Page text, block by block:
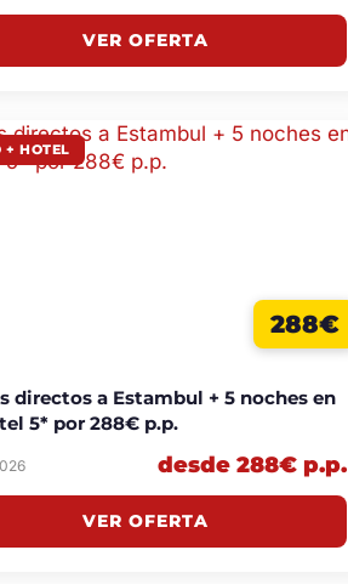
VER OFERTA
+ HOTEL
288€
directos a Estambul + 5 noches en
5* por 288€ p.p.
desde 288€ p.p.
VER OFERTA